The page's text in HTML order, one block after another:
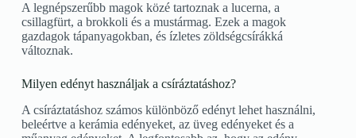
A legnépszerűbb magok közé tartoznak a lucerna, a
csillagfürt, a brokkoli és a mustármag. Ezek a magok
gazdagok tápanyagokban, és ízletes zöldségcsírákká
változnak.
Milyen edényt használjak a csíráztatáshoz?
A csíráztatáshoz számos különböző edényt lehet használni,
beleértve a kerámia edényeket, az üveg edényeket és a